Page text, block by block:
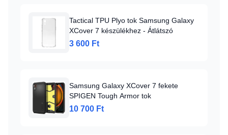
Tactical TPU Plyo tok Samsung Galaxy
XCover 7 készülékhez - Átlátszó
3 600 Ft
Samsung Galaxy XCover 7 fekete
SPIGEN Tough Armor tok
10 700 Ft